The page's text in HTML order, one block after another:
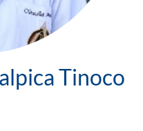
Tinoco